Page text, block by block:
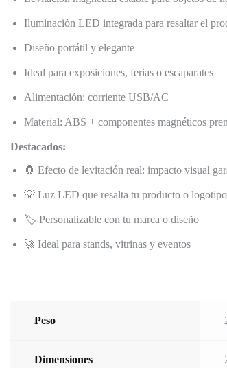
Iluminación LED integrada para resaltar el
Diseño portátil y elegante
Ideal para exposiciones, ferias o escaparates
Alimentación: corriente USB/AC
Material: ABS + componentes magnéticos
Destacados:
🧲 Efecto de levitación real: impacto visual
💡 Luz LED que resalta tu producto o logotipo
🏷️ Personalizable con tu marca o diseño
🚀 Ideal para stands, vitrinas y eventos
Peso
Dimensiones